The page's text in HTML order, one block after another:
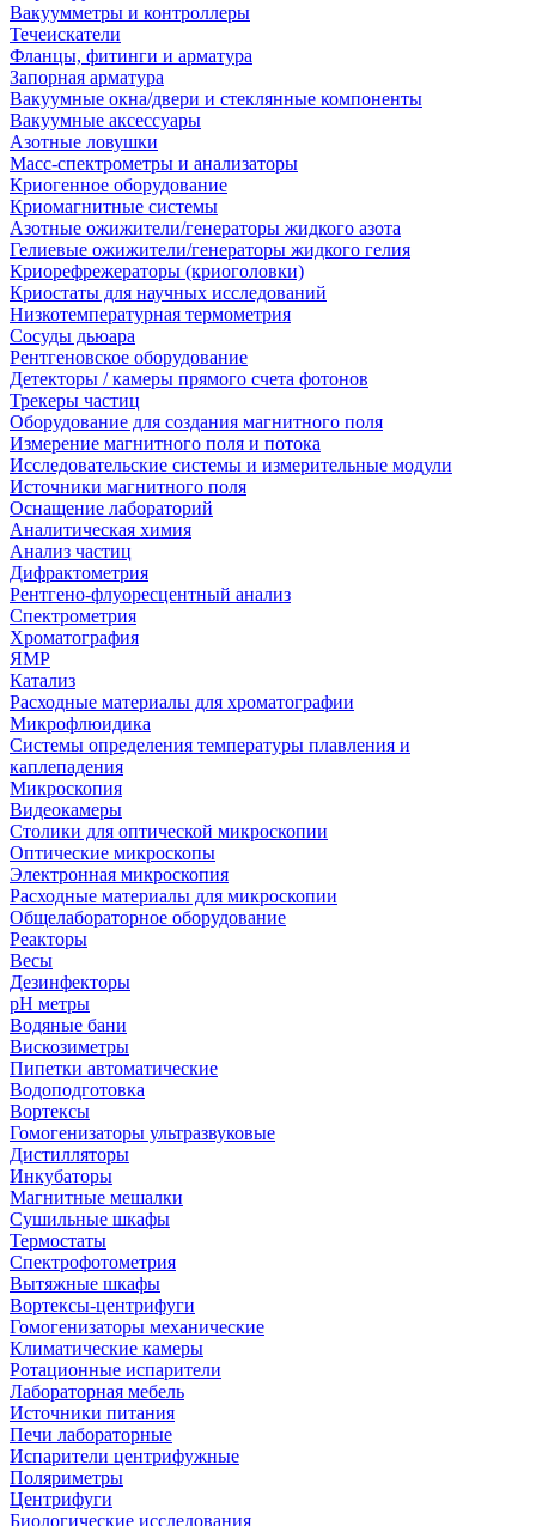
Вакуумметры и контроллеры
Течеискатели
Фланцы, фитинги и арматура
Запорная арматура
Вакуумные окна/двери и стеклянные компоненты
Вакуумные аксессуары
Азотные ловушки
Масс-спектрометры и анализаторы
Криогенное оборудование
Криомагнитные системы
Азотные ожижители/генераторы жидкого азота
Гелиевые ожижители/генераторы жидкого гелия
Криорефрежераторы (криоголовки)
Криостаты для научных исследований
Низкотемпературная термометрия
Сосуды дьюара
Рентгеновское оборудование
Детекторы / камеры прямого счета фотонов
Трекеры частиц
Оборудование для создания магнитного поля
Измерение магнитного поля и потока
Исследовательские системы и измерительные модули
Источники магнитного поля
Оснащение лабораторий
Аналитическая химия
Анализ частиц
Дифрактометрия
Рентгено-флуоресцентный анализ
Спектрометрия
Хроматография
ЯМР
Катализ
Расходные материалы для хроматографии
Микрофлюидика
Системы определения температуры плавления и
каплепадения
Микроскопия
Видеокамеры
Столики для оптической микроскопии
Оптические микроскопы
Электронная микроскопия
Расходные материалы для микроскопии
Общелабораторное оборудование
Реакторы
Весы
Дезинфекторы
рН метры
Водяные бани
Вискозиметры
Пипетки автоматические
Водоподготовка
Вортексы
Гомогенизаторы ультразвуковые
Дистилляторы
Инкубаторы
Магнитные мешалки
Сушильные шкафы
Термостаты
Спектрофотометрия
Вытяжные шкафы
Вортексы-центрифуги
Гомогенизаторы механические
Климатические камеры
Ротационные испарители
Лабораторная мебель
Источники питания
Печи лабораторные
Испарители центрифужные
Поляриметры
Центрифуги
Биологические исследования